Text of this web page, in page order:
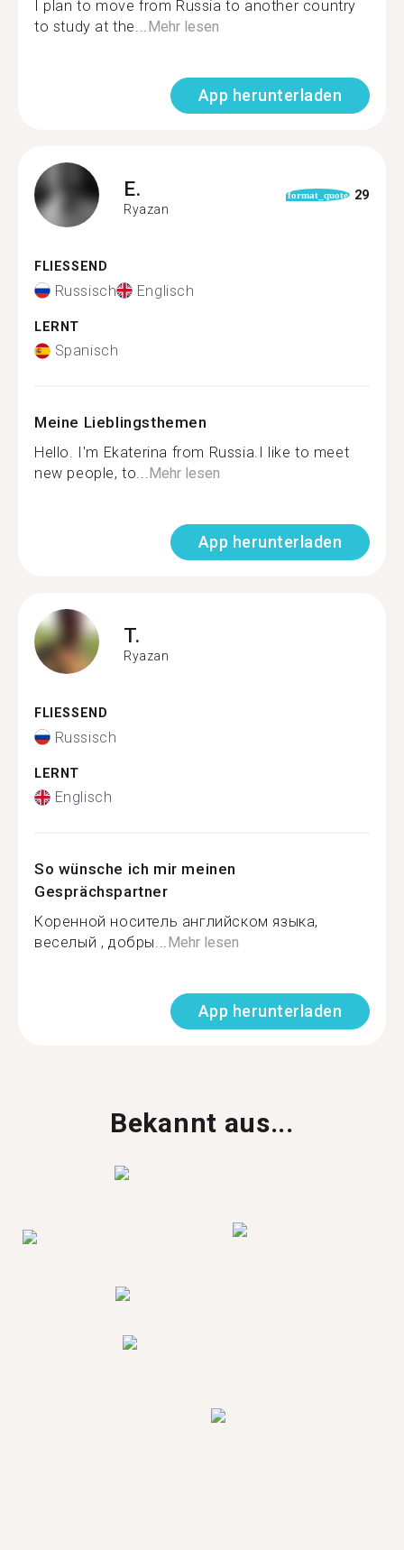
I plan to move from Russia to another country
to study at the...Mehr lesen
App herunterladen
E.
Ryazan
format_quote 29
FLIESSEND
Russisch Englisch
LERNT
Spanisch
Meine Lieblingsthemen
Hello. I'm Ekaterina from Russia.I like to meet
new people, to...Mehr lesen
App herunterladen
T.
Ryazan
FLIESSEND
Russisch
LERNT
Englisch
So wünsche ich mir meinen
Gesprächspartner
Коренной носитель английском языка,
веселый , добры...Mehr lesen
App herunterladen
Bekannt aus...